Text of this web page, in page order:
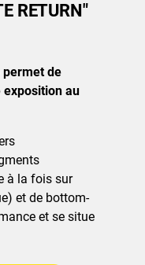
RETURN"
de
exposition au
à la fois sur
et de bottom-
et se situe